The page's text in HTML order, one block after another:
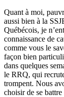
Quant à moi,
aussi bien à la
Québécois, je
connaissance de
comme vous le
façon bien
dans quelques
le RRQ, qui
trompent. Nous
choisir de se